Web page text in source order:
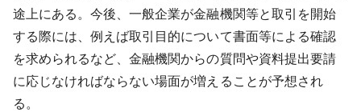
途上にある。今後、一般企業が金融機関等と取引を開始
する際には、例えば取引目的について書面等による確認
を求められるなど、金融機関からの質問や資料提出要請
に応じなければならない場面が増えることが予想され
る。